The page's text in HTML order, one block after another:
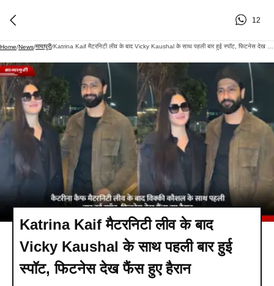
12
Home/News/मायापुरी/
Katrina Kaif मैटरनिटी लीव के बाद
Vicky Kaushal के साथ पहली बार हुई
स्पॉट, फिटनेस देख फैंस हुए हैरान